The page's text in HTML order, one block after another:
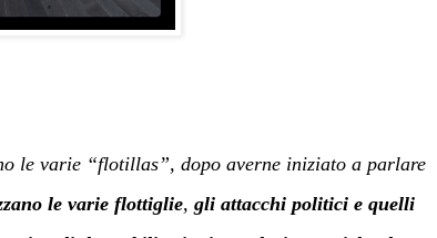
le varie “flotillas”, dopo averne iniziato a parlare
le varie flottiglie, gli attacchi politici e quelli